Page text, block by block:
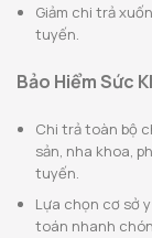
Giảm chi trả
tuyến.
Bảo Hiểm Sức
Chi trả toàn bộ
sản, nha khoa,
tuyến.
Lựa chọn cơ sở
toán nhanh